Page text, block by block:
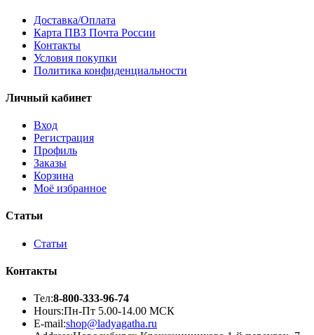
Доставка/Оплата
Карта ПВЗ Почта России
Контакты
Условия покупки
Политика конфиденциальности
Личный кабинет
Вход
Регистрация
Профиль
Заказы
Корзина
Моё избранное
Статьи
Статьи
Контакты
Тел:8-800-333-96-74
Hours:Пн-Пт 5.00-14.00 МСК
E-mail:shop@ladyagatha.ru